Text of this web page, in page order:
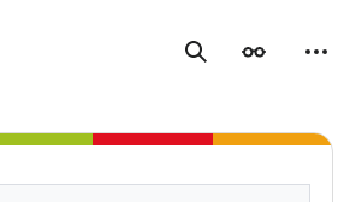
PesquisaAparência